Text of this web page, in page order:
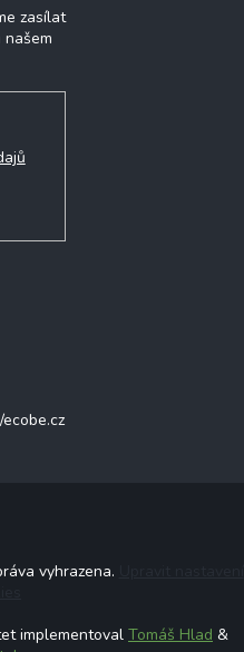
zasílat
vyhrazena.
implementoval Tomáš Hlad &